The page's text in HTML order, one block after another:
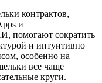
контрактов,
и
помогают сократить
и интуитивно
особенно на
все чаще
круги.